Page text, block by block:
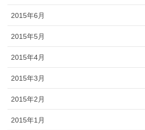
2015年6月
2015年5月
2015年4月
2015年3月
2015年2月
2015年1月